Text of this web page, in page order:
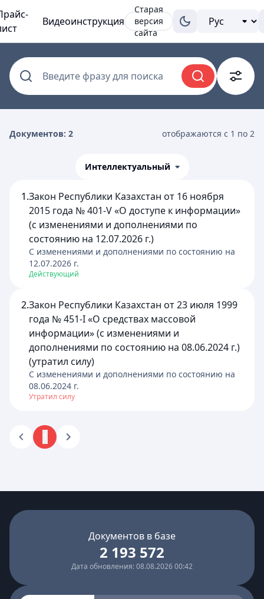
Видеоинструкция
Старая
версия
сайта
Введите фразу для поиска
Документов: 2 отображаются с 1 по 2
Интеллектуальный
1.Закон Республики Казахстан от 16 ноября
2015 года № 401-V «О доступе к информации»
(с изменениями и дополнениями по
состоянию на 12.07.2026 г.)
C изменениями и дополнениями по состоянию на
12.07.2026 г.
Действующий
2.Закон Республики Казахстан от 23 июля 1999
года № 451-I «О средствах массовой
информации» (с изменениями и
дополнениями по состоянию на 08.06.2024 г.)
(утратил силу)
C изменениями и дополнениями по состоянию на
08.06.2024 г.
Утратил силу
Документов в базе
2 193 572
Дата обновления: 08.08.2026 00:42